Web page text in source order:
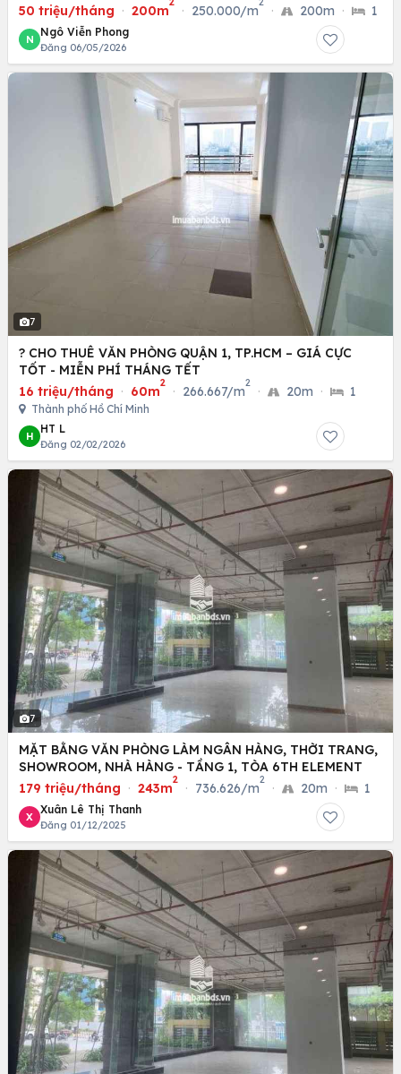
(XEDIENCHOHANG.COM)
50 triệu/tháng · 200m · 250.000/m · 200m · 1
N
Ngô Viễn Phong
Đăng 06/05/2026
7
? CHO THUÊ VĂN PHÒNG QUẬN 1, TP.HCM – GIÁ CỰC
TỐT - MIỄN PHÍ THÁNG TẾT
16 triệu/tháng · 60m
2
· 266.667/m
2
· 20m · 1
Thành phố Hồ Chí Minh
H
HT L
Đăng 02/02/2026
7
MẶT BẰNG VĂN PHÒNG LÀM NGÂN HÀNG, THỜI TRANG,
SHOWROOM, NHÀ HÀNG - TẦNG 1, TÒA 6TH ELEMENT
179 triệu/tháng · 243m
2
· 736.626/m
2
· 20m · 1
X
Xuân Lê Thị Thanh
Đăng 01/12/2025